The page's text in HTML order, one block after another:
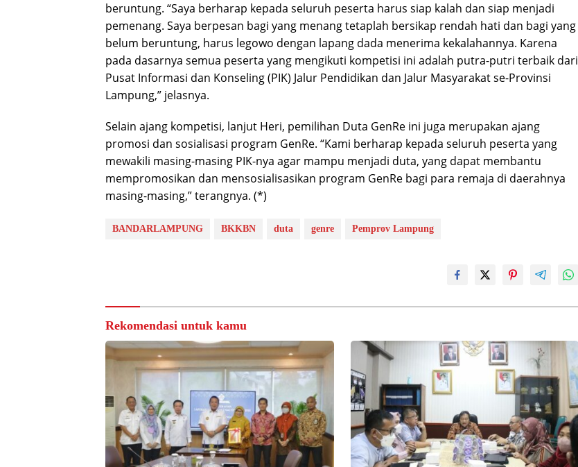
beruntung. “Saya berharap kepada seluruh peserta harus siap kalah dan siap menjadi
pemenang. Saya berpesan bagi yang menang tetaplah bersikap rendah hati dan bagi yang
belum beruntung, harus legowo dengan lapang dada menerima kekalahannya. Karena
pada dasarnya semua peserta yang mengikuti kompetisi ini adalah putra-putri terbaik dari
Pusat Informasi dan Konseling (PIK) Jalur Pendidikan dan Jalur Masyarakat se-Provinsi
Lampung,” jelasnya.
Selain ajang kompetisi, lanjut Heri, pemilihan Duta GenRe ini juga merupakan ajang
promosi dan sosialisasi program GenRe. “Kami berharap kepada seluruh peserta yang
mewakili masing-masing PIK-nya agar mampu menjadi duta, yang dapat membantu
mempromosikan dan mensosialisasikan program GenRe bagi para remaja di daerahnya
masing-masing,” terangnya. (*)
BANDARLAMPUNG BKKBN duta genre Pemprov Lampung
Rekomendasi untuk kamu